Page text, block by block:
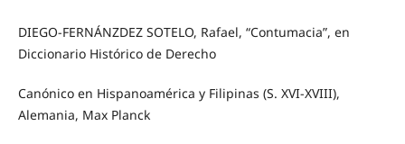
DIEGO-FERNÁNZDEZ SOTELO, Rafael, “Contumacia”, en
Diccionario Histórico de Derecho
Canónico en Hispanoamérica y Filipinas (S. XVI-XVIII),
Alemania, Max Planck